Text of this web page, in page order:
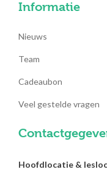
Informatie
Nieuws
Team
Cadeaubon
Veel gestelde vragen
Hoofdlocatie &